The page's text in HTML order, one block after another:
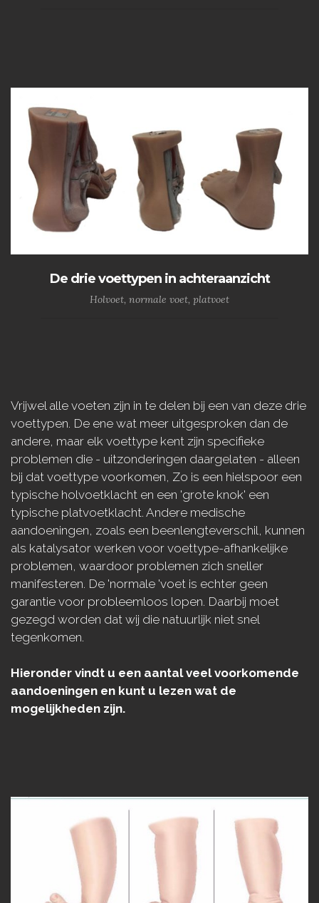
De drie voettypen in achteraanzicht
Holvoet, normale voet, platvoet
Vrijwel alle voeten zijn in te delen bij een van deze drie
voettypen. De ene wat meer uitgesproken dan de
andere, maar elk voettype kent zijn specifieke
problemen die - uitzonderingen daargelaten - alleen
bij dat voettype voorkomen, Zo is een hielspoor een
typische holvoetklacht en een 'grote knok' een
typische platvoetklacht. Andere medische
aandoeningen, zoals een beenlengteverschil, kunnen
als katalysator werken voor voettype-afhankelijke
problemen, waardoor problemen zich sneller
manifesteren. De 'normale 'voet is echter geen
garantie voor probleemloos lopen. Daarbij moet
gezegd worden dat wij die natuurlijk niet snel
tegenkomen.
Hieronder vindt u een aantal veel voorkomende
aandoeningen en kunt u lezen wat de
mogelijkheden zijn.